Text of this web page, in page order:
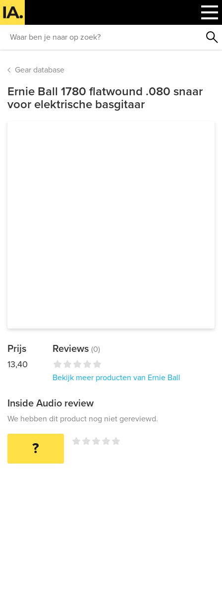
Gear database
Ernie Ball 1780 flatwound .080 snaar
voor elektrische basgitaar
Prijs
13,40
Reviews (0)
Bekijk meer producten van Ernie Ball
Inside Audio review
We hebben dit product nog niet gereviewd.
?